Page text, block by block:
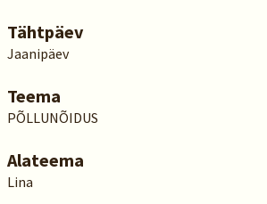
Tähtpäev
Jaanipäev
Teema
PÕLLUNÕIDUS
Alateema
Lina